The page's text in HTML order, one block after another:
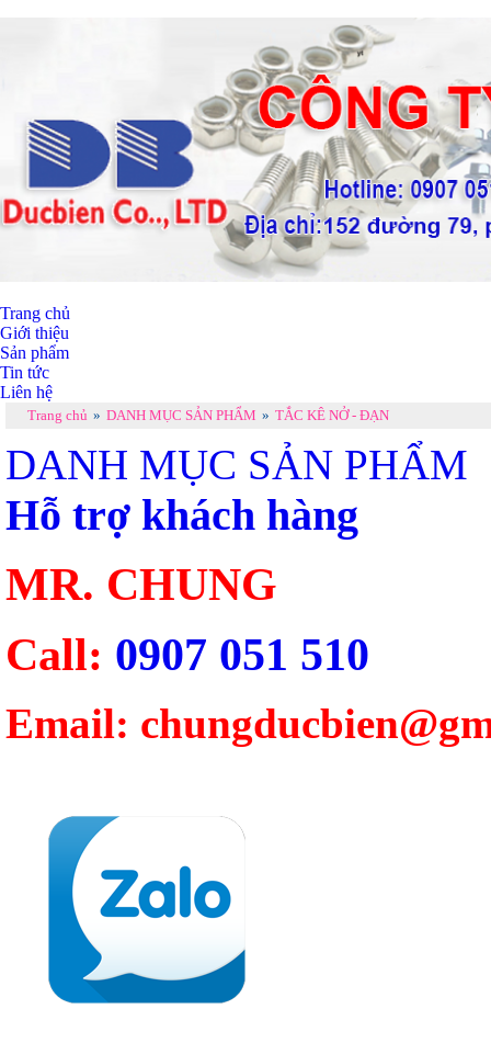
Trang chủ
Giới thiệu
Sản phẩm
Tin tức
Liên hệ
Trang chủ » DANH MỤC SẢN PHẨM » TẮC KÊ NỞ - ĐẠN
DANH MỤC SẢN PHẨM
Hỗ trợ khách hàng
MR. CHUNG
Call: 0907 051 510
Email: